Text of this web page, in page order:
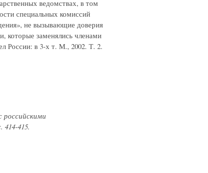
ведомствах, в том
специальных комиссий
не вызывающие доверия
которые заменялись членами
России: в 3-х т. М., 2002. Т. 2.
российскими
414-415.